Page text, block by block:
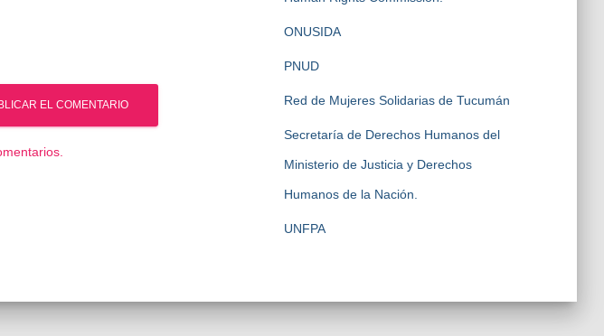
ONUSIDA
PNUD
Red de Mujeres Solidarias de Tucumán
Secretaría de Derechos Humanos del
Ministerio de Justicia y Derechos
Humanos de la Nación.
UNFPA